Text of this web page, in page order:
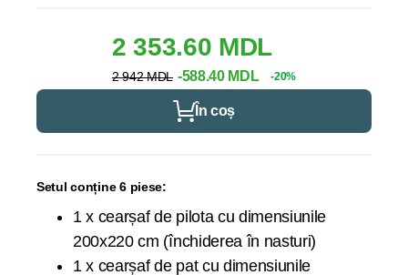
2 353.60 MDL
2 942 MDL -588.40 MDL -20%
În coș
Setul conține 6 piese:
1 x cearșaf de pilota cu dimensiunile
200x220 cm (închiderea în nasturi)
1 x cearșaf de pat cu dimensiunile